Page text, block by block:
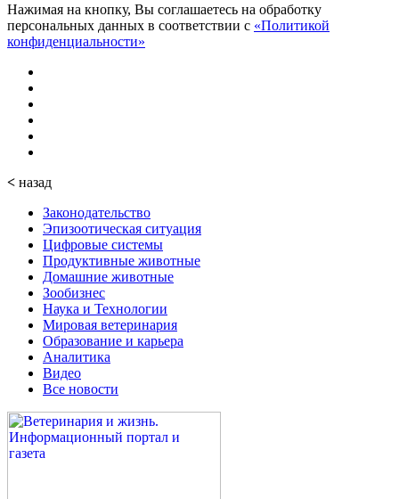
Нажимая на кнопку, Вы соглашаетесь на обработку
персональных данных в соответствии с «Политикой
конфиденциальности»
< назад
Законодательство
Эпизоотическая ситуация
Цифровые системы
Продуктивные животные
Домашние животные
Зообизнес
Наука и Технологии
Мировая ветеринария
Образование и карьера
Аналитика
Видео
Все новости